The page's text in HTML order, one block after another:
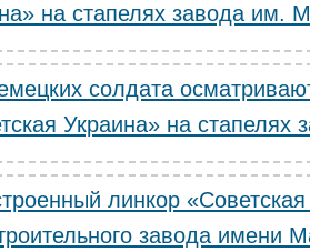
на стапелях завода им.
солдата
Украина» на стапелях
линкор
завода имени